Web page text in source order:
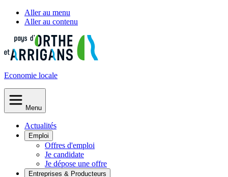
Aller au menu
Aller au contenu
Economie locale
Menu
Actualités
Emploi
Offres d'emploi
Je candidate
Je dépose une offre
Entreprises & Producteurs